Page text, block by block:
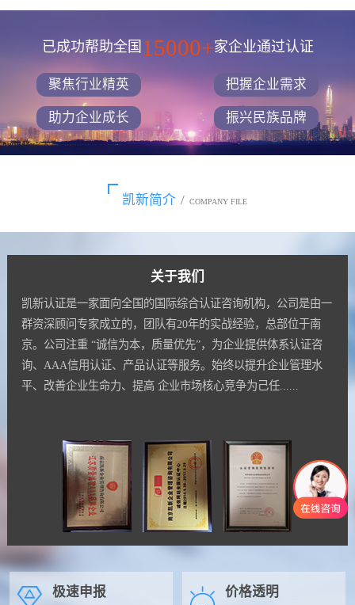
已成功帮助全国 15000+家企业通过认证
聚焦行业精英 把握企业需求
助力企业成长 振兴民族品牌
凯新简介 / COMPANY FILE
关于我们
凯新认证是一家面向全国的国际综合认证咨询机构，公司是由一
群资深顾问专家成立的，团队有20年的实战经验，总部位于南
京。公司注重 “诚信为本，质量优先”，为企业提供体系认证咨
询、AAA信用认证、产品认证等服务。始终以提升企业管理水
平、改善企业生命力、提高 企业市场核心竞争为己任......
极速申报 价格透明